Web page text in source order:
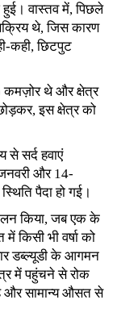
हुई। वास्तव में, पिछले
थे, जिस कारण
कही, छिटपुट
कमज़ोर थे और क्षेत्र
इस क्षेत्र को
से सर्द हवाएं
और 14-
पैदा हो गई।
किया, जब एक के
में किसी भी वर्षा को
डब्ल्यूडी के आगमन
में पहुंचने से रोक
और सामान्य औसत से